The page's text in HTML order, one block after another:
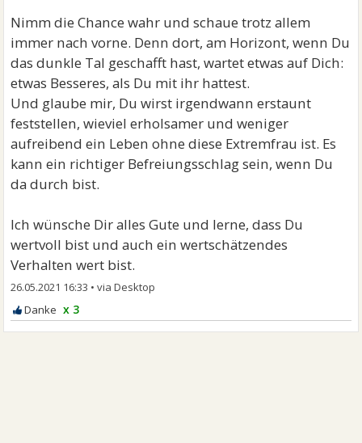
Nimm die Chance wahr und schaue trotz allem
immer nach vorne. Denn dort, am Horizont, wenn Du
das dunkle Tal geschafft hast, wartet etwas auf Dich:
etwas Besseres, als Du mit ihr hattest.
Und glaube mir, Du wirst irgendwann erstaunt
feststellen, wieviel erholsamer und weniger
aufreibend ein Leben ohne diese Extremfrau ist. Es
kann ein richtiger Befreiungsschlag sein, wenn Du
da durch bist.
Ich wünsche Dir alles Gute und lerne, dass Du
wertvoll bist und auch ein wertschätzendes
Verhalten wert bist.
26.05.2021 16:33 •
x 3